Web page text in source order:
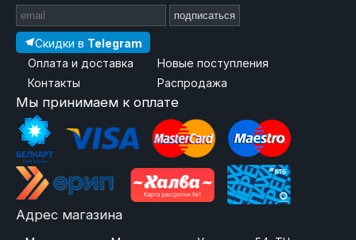
подписаться
Скидки в Telegram
Оплата и доставка
Контакты
Новые поступления
Распродажа
Мы принимаем к оплате
Адрес магазина